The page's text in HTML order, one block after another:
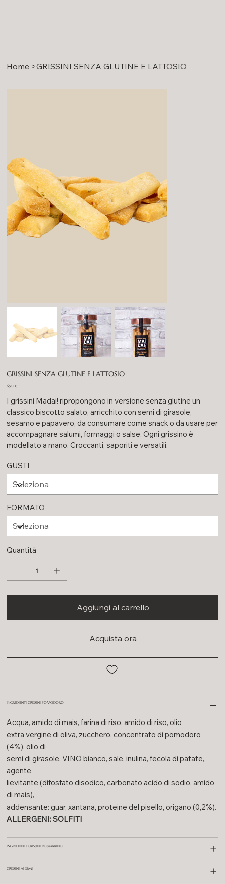
Home >GRISSINI SENZA GLUTINE E LATTOSIO
GRISSINI SENZA GLUTINE E LATTOSIO
Prezzo
6,50 €
I grissini Madai! ripropongono in versione senza glutine un
classico biscotto salato, arricchito con semi di girasole,
sesamo e papavero, da consumare come snack o da usare per
accompagnare salumi, formaggi o salse. Ogni grissino è
modellato a mano. Croccanti, saporiti e versatili.
GUSTI
FORMATO
Quantità
Aggiungi al carrello
Acquista ora
INGREDIENTI GRISSINI POMODORO
Acqua, amido di mais, farina di riso, amido di riso, olio
extra vergine di oliva, zucchero, concentrato di pomodoro
(4%), olio di
semi di girasole, VINO bianco, sale, inulina, fecola di patate,
agente
lievitante (difosfato disodico, carbonato acido di sodio, amido
di mais),
addensante: guar, xantana, proteine del pisello, origano (0,2%).
ALLERGENI: SOLFITI
INGREDIENTI GRISSINI ROSMARINO
GRISSINI AI SEMI